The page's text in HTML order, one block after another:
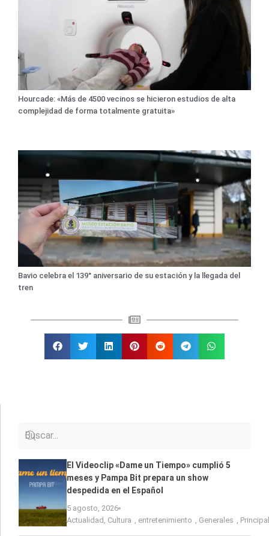
Hourcade: «Más de 4500 vecinos se hicieron estudios de alta
complejidad de forma totalmente gratuita»
Bavio celebra el 139° aniversario de su estación y la llegada del
tren
El Videoclip «Dame un Tiempo» cumplió 5
meses y Pampa Bit prepara un show
despedida en el Español
5 agosto, 2026
Actualidad Cultura entretenimiento Generales